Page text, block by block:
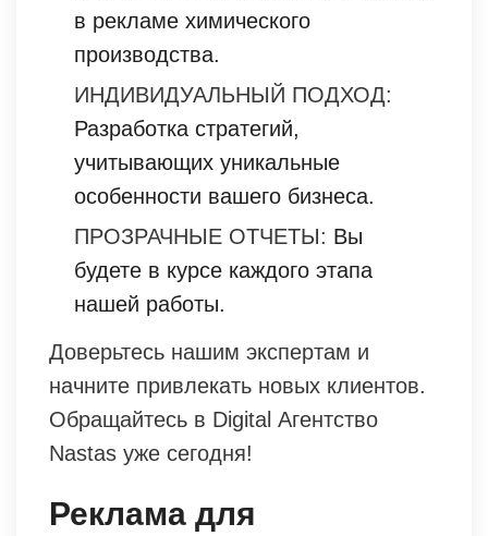
в рекламе химического
производства.
ИНДИВИДУАЛЬНЫЙ ПОДХОД:
Разработка стратегий,
учитывающих уникальные
особенности вашего бизнеса.
ПРОЗРАЧНЫЕ ОТЧЕТЫ: Вы
будете в курсе каждого этапа
нашей работы.
Доверьтесь нашим экспертам и
начните привлекать новых клиентов.
Обращайтесь в Digital Агентство
Nastas уже сегодня!
Реклама для